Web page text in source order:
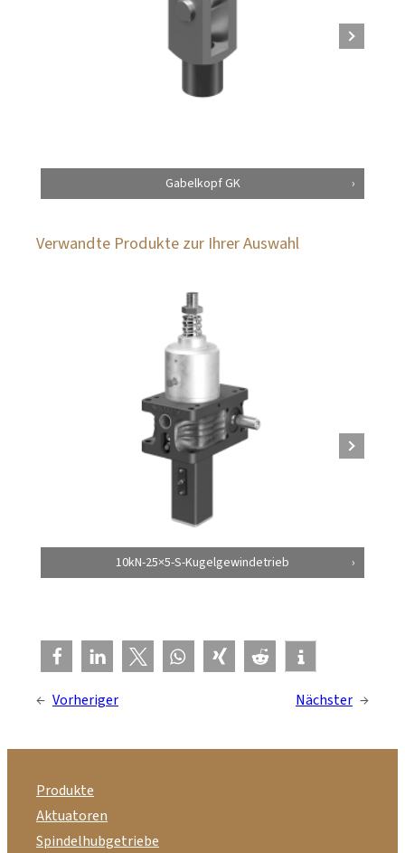
Gabelkopf GK
Verwandte Produkte zur Ihrer Auswahl
10kN-25×5-S-Kugelgewindetrieb
← Vorheriger Nächster →
Produkte
Aktuatoren
Spindelhubgetriebe